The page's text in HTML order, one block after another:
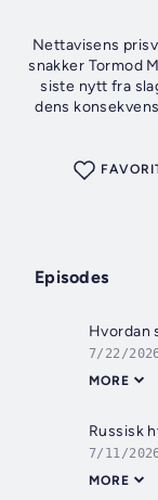
Nettavisens
snakker Tormod
siste nytt fra
dens
Episodes
7/22/
MORE
7/11/
MORE